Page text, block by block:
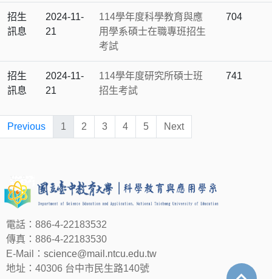
招生
訊息
2024-11-
21
114學年度科學教育與應
用學系碩士在職專班招生
考試
704
招生
訊息
2024-11-
21
114學年度研究所碩士班
招生考試
741
Previous 1 2 3 4 5 Next
電話：886-4-22183532
傳真：886-4-22183530
E-Mail： science@mail.ntcu.edu.tw
地址：40306 台中市民生路140號